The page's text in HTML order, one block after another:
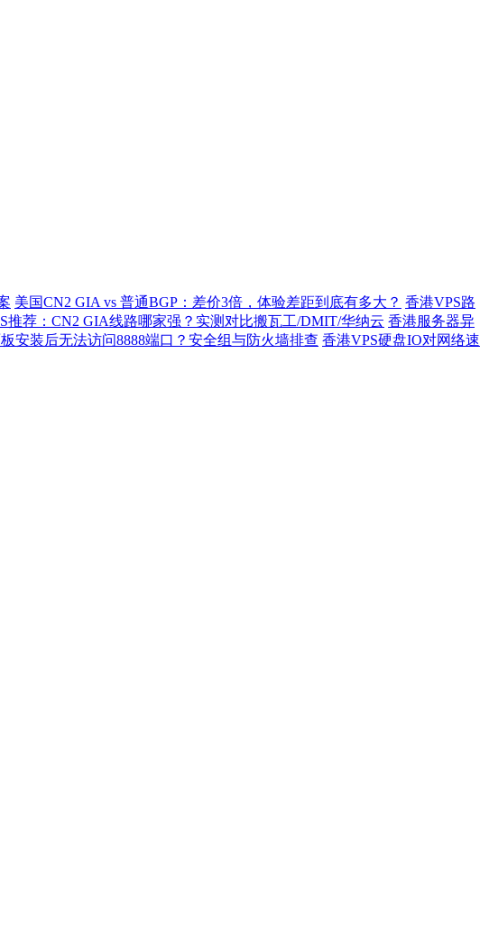
美国CN2 GIA vs 普通BGP：差价3倍，体验差距到底有多大？ 香港VPS路
推荐：CN2 GIA线路哪家强？实测对比搬瓦工/DMIT/华纳云 香港服务器异
安装后无法访问8888端口？安全组与防火墙排查 香港VPS硬盘IO对网络速